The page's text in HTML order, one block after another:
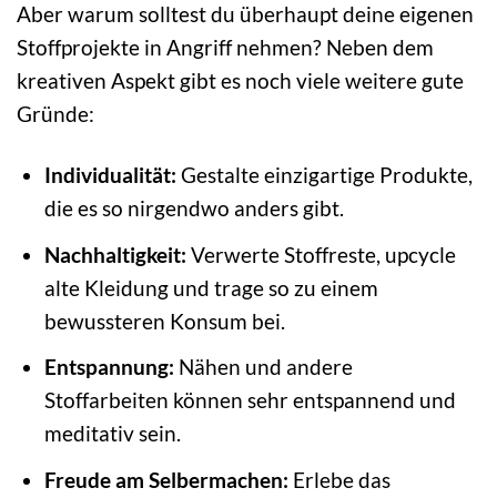
Aber warum solltest du überhaupt deine eigenen
Stoffprojekte in Angriff nehmen? Neben dem
kreativen Aspekt gibt es noch viele weitere gute
Gründe:
Individualität: Gestalte einzigartige Produkte,
die es so nirgendwo anders gibt.
Nachhaltigkeit: Verwerte Stoffreste, upcycle
alte Kleidung und trage so zu einem
bewussteren Konsum bei.
Entspannung: Nähen und andere
Stoffarbeiten können sehr entspannend und
meditativ sein.
Freude am Selbermachen: Erlebe das